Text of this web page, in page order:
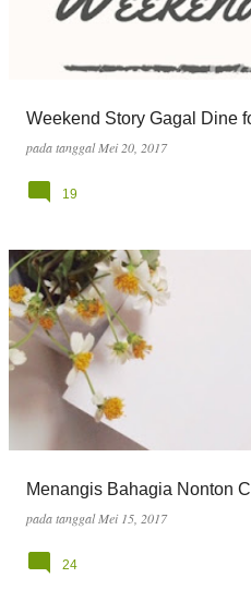
Weekend Story Gagal Dine
pada tanggalMei 20, 2017
19
Menangis Bahagia Nonton
pada tanggalMei 15, 2017
24